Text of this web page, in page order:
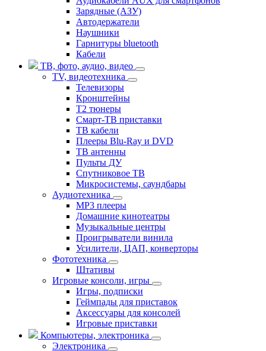
Зарядные (АЗУ)
Автодержатели
Наушники
Гарнитуры bluetooth
Кабели
ТВ, фото, аудио, видео
TV, видеотехника
Телевизоры
Кронштейны
T2 тюнеры
Смарт-ТВ приставки
ТВ кабели
Плееры Blu-Ray и DVD
ТВ антенны
Пульты ДУ
Спутниковое ТВ
Микросистемы, саундбары
Аудиотехника
MP3 плееры
Домашние кинотеатры
Музыкальные центры
Проигрыватели винила
Усилители, ЦАП, конверторы
Фототехника
Штативы
Игровые консоли, игры
Игры, подписки
Геймпады для приставок
Аксессуары для консолей
Игровые приставки
Компьютеры, электроника
Электроника